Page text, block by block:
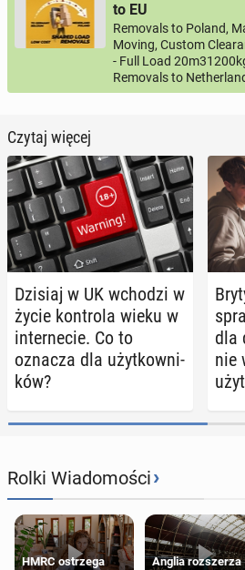
to EU
Removals to Poland,
Moving, Custom
- Full Load
Removals to
Czytaj więcej
Dzisiaj w UK wchodzi w
życie kon­tro­la wieku w
in­ter­ne­cie. Co to
oznacza dla użyt­kow­ni­
ków?
dla
nie
Rolki Wiadomości›
HMRC ostrzega Anglia rozszerza